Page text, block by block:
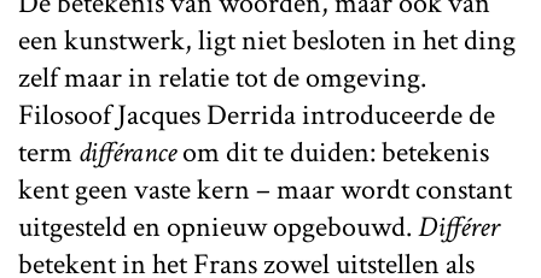
een kunstwerk, ligt niet besloten in het ding
zelf maar in relatie tot de omgeving.
Filosoof Jacques Derrida introduceerde de
termdifféranceom dit te duiden: betekenis
kent geen vaste kern – maar wordt constant
uitgesteld en opnieuw opgebouwd.Différer
betekent in het Frans zowel uitstellen als